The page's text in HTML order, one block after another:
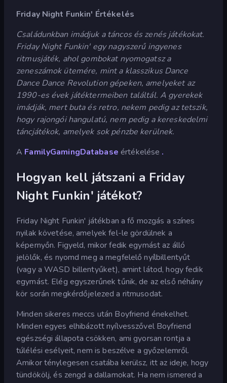
Friday Night Funkin' Értékelés
Családunkban imádjuk a táncos és zenés játékokat.
Friday Night Funkin' egy nagyszerű ingyenes
ritmusjáték, ahol gombokat nyomogatsz a
zeneszámok ütemére, mint a klasszikus Dance
Dance Dance Revolution gépeken, amelyeket az
1990-es évek játéktermeiben találtál. A gyerekek
imádják, mert buta és retro, nekem pedig az tetszik,
hogy rajongói hangulatú, nem pedig a kereskedelmi
táncjátékok, amelyek sok pénzbe kerülnek.
A FamilyGamingDatabase értékelése .
Hogyan kell játszani a Friday
Night Funkin' játékot?
Friday Night Funkin' játékban a fő mozgás a színes
nyilak követése, amelyek fel-le gördülnek a
képernyőn. Figyeld, mikor fedik egymást az álló
jelölők, és nyomd meg a megfelelő nyílbillentyűt
(vagy a WASD billentyűket), amint látod, hogy fedik
egymást. Elég egyszerűnek tűnik, de az első néhány
kör során megkérdőjelezed a ritmusodat.
Minden sikeres meccs után Boyfriend énekelhet.
Minden egyes elhibázott nyílvesszővel Boyfriend
egészségi állapota csökken, ami gyorsan rontja a
túlélési esélyeit, nem is beszélve a győzelemről.
Amikor ténylegesen csatába kerülsz, itt az ideje, hogy
tündökölj, és zengd a dallamokat. Ha nem ismered a